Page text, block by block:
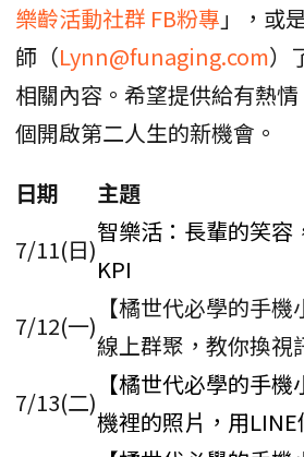
樂齡活動社群 FB粉專 」，或
師（Lynn@funaging.com）
相關內容。希望提供給有熱
個開啟第二人生的新機會。
日期
主題
7/11(日)
智樂活：長輩的笑容
KPI
7/12(一)
【橘世代必學的手
線上群聚，教你換視
7/13(二)
【橘世代必學的手
機裡的照片，用